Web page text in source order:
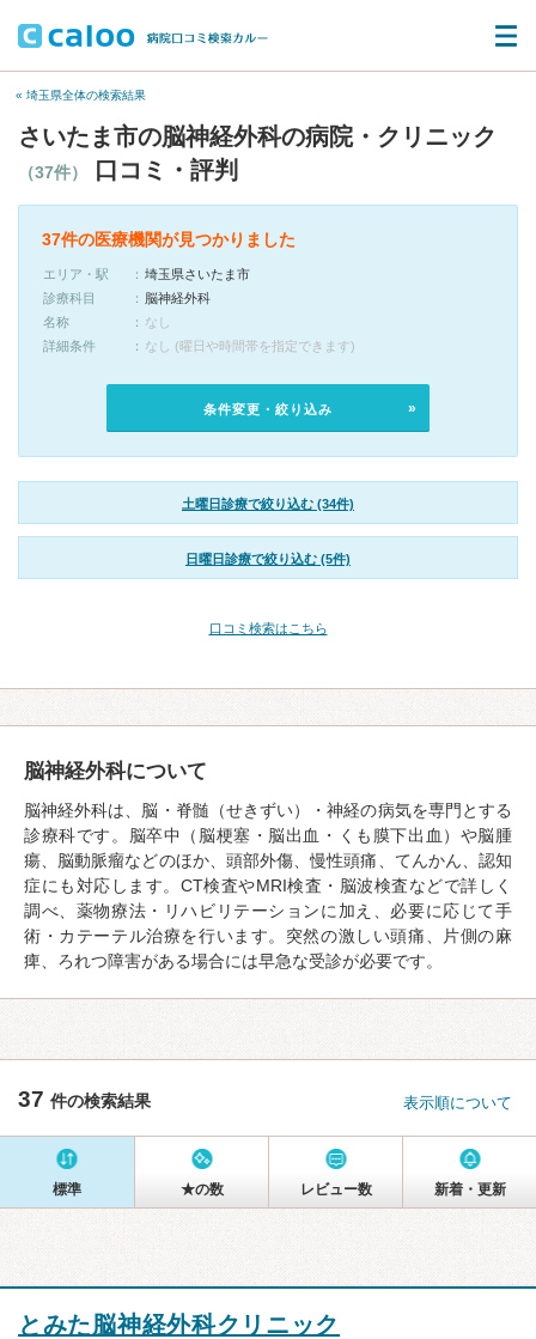
« 埼玉県全体の検索結果
さいたま市の脳神経外科の病院・クリニック
（37件） 口コミ・評判
37件の医療機関が見つかりました
エリア・駅
埼玉県さいたま市
診療科目
脳神経外科
名称
なし
詳細条件
なし (曜日や時間帯を指定できます)
条件変更・絞り込み
土曜日診療で絞り込む (34件)
日曜日診療で絞り込む (5件)
口コミ検索はこちら
脳神経外科について
脳神経外科は、脳・脊髄（せきずい）・神経の病気を専門とする
診療科です。脳卒中（脳梗塞・脳出血・くも膜下出血）や脳腫
瘍、脳動脈瘤などのほか、頭部外傷、慢性頭痛、てんかん、認知
症にも対応します。CT検査やMRI検査・脳波検査などで詳しく
調べ、薬物療法・リハビリテーションに加え、必要に応じて手
術・カテーテル治療を行います。突然の激しい頭痛、片側の麻
痺、ろれつ障害がある場合には早急な受診が必要です。
37 件の検索結果 表示順について
標準 ★の数 レビュー数 新着・更新
とみた脳神経外科クリニック